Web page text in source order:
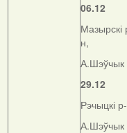
06.12
Мазырскі
н,
А.Шэўчык
29.12
Рэчыцкі
А.Шэўчык